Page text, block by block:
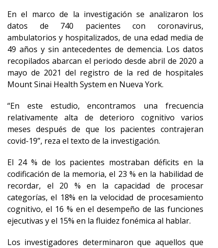
En el marco de la investigación se analizaron los
datos de 740 pacientes con coronavirus,
ambulatorios y hospitalizados, de una edad media de
49 años y sin antecedentes de demencia. Los datos
recopilados abarcan el periodo desde abril de 2020 a
mayo de 2021 del registro de la red de hospitales
Mount Sinai Health System en Nueva York.
“En este estudio, encontramos una frecuencia
relativamente alta de deterioro cognitivo varios
meses después de que los pacientes contrajeran
covid-19”, reza el texto de la investigación.
El 24 % de los pacientes mostraban déficits en la
codificación de la memoria, el 23 % en la habilidad de
recordar, el 20 % en la capacidad de procesar
categorías, el 18% en la velocidad de procesamiento
cognitivo, el 16 % en el desempeño de las funciones
ejecutivas y el 15% en la fluidez fonémica al hablar.
Los investigadores determinaron que aquellos que